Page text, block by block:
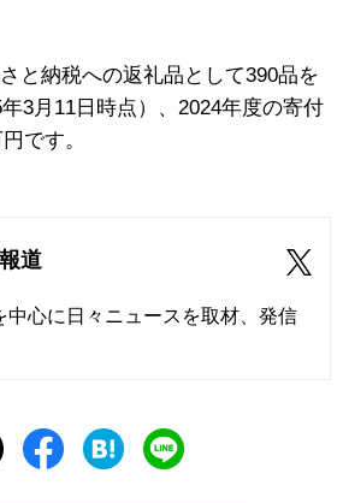
と納税への返礼品として390品を
3月11日時点）、2024年度の寄付
です。
道
中心に日々ニュースを取材、発信